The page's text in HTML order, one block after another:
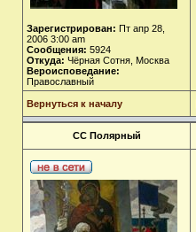
Зарегистрирован: Пт апр 28,
2006 3:00 am
Сообщения: 5924
Откуда: Чёрная Сотня, Москва
Вероисповедание:
Православный
Вернуться к началу
СС Полярный